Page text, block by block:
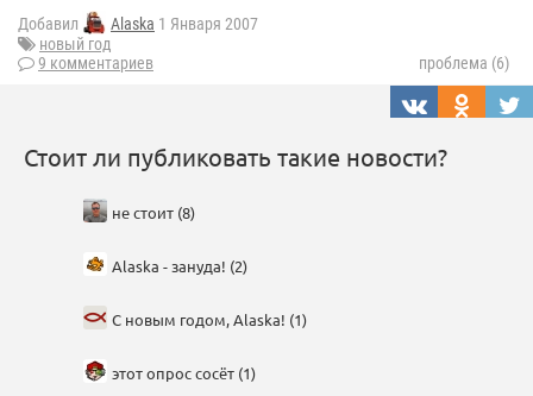
Добавил Alaska 1 Января 2007
новый год
9 комментариев
проблема (6)
Стоит ли публиковать такие новости?
не стоит (8)
Alaska - зануда! (2)
C новым годом, Alaska! (1)
этот опрос сосёт (1)